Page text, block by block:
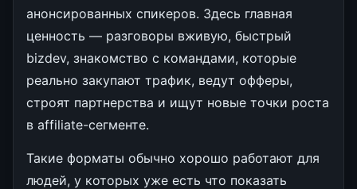
анонсированных спикеров. Здесь главная
ценность — разговоры вживую, быстрый
bizdev, знакомство с командами, которые
реально закупают трафик, ведут офферы,
строят партнерства и ищут новые точки роста
в affiliate-сегменте.
Такие форматы обычно хорошо работают для
людей, у которых уже есть что показать